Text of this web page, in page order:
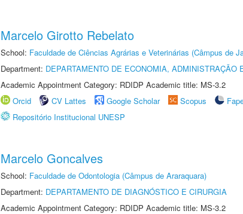
Marcelo Girotto Rebelato
School: Faculdade de Ciências Agrárias e Veterinárias (Câmpus de
Department: DEPARTAMENTO DE ECONOMIA, ADMINISTRAÇÃO
Academic Appointment Category: RDIDP Academic title: MS-3.2
Orcid
CV Lattes Google Scholar Scopus
Repositório Institucional UNESP
Marcelo Goncalves
School: Faculdade de Odontologia (Câmpus de Araraquara)
Department: DEPARTAMENTO DE DIAGNÓSTICO E CIRURGIA
Academic Appointment Category: RDIDP Academic title: MS-3.2